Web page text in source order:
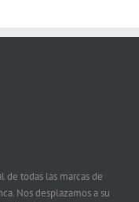
de todas las marcas de
Nos desplazamos a su